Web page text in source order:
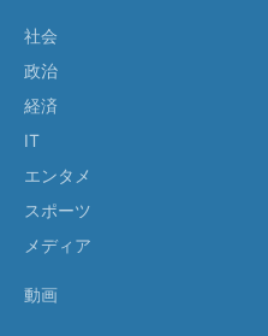
社会
政治
経済
IT
エンタメ
スポーツ
メディア
動画